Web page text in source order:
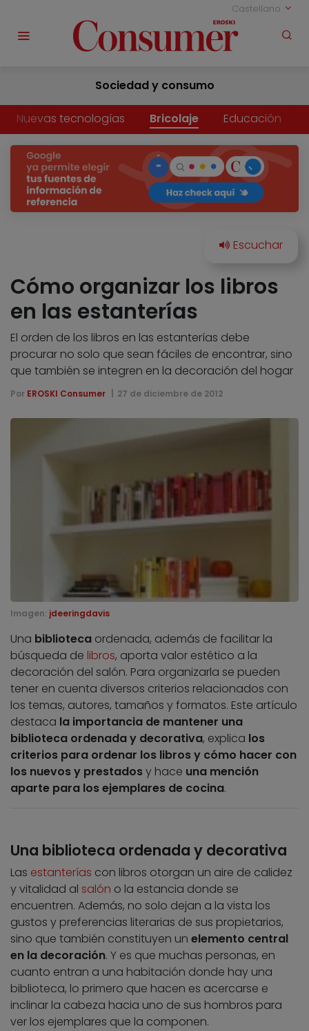
Castellano
Sociedad y consumo
Nuevas tecnologías Bricolaje Educación
Cómo organizar los libros
en las estanterías
El orden de los libros en las estanterías debe
procurar no solo que sean fáciles de encontrar, sino
que también se integren en la decoración del hogar
Por EROSKI Consumer 27 de diciembre de 2012
Imagen: jdeeringdavis
Una biblioteca ordenada, además de facilitar la
búsqueda de libros, aporta valor estético a la
decoración del salón. Para organizarla se pueden
tener en cuenta diversos criterios relacionados con
los temas, autores, tamaños y formatos. Este artículo
destaca la importancia de mantener una
biblioteca ordenada y decorativa, explica los
criterios para ordenar los libros y cómo hacer con
los nuevos y prestadosy hace una mención
aparte para los ejemplares de cocina.
Una biblioteca ordenada y decorativa
Las estanterías con libros otorgan un aire de calidez
y vitalidad al salón o la estancia donde se
encuentren. Además, no solo dejan a la vista los
gustos y preferencias literarias de sus propietarios,
sino que también constituyen un elemento central
en la decoración. Y es que muchas personas, en
cuanto entran a una habitación donde hay una
biblioteca, lo primero que hacen es acercarse e
inclinar la cabeza hacia uno de sus hombros para
ver los ejemplares que la componen.